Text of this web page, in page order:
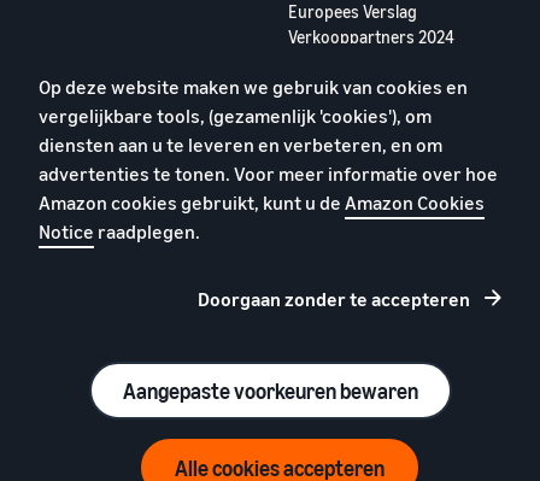
Europees Verslag
Verkooppartners 2024
Over ons
Carrières
Blog
© 2026 Amazon.com, Inc. en dochterondernemingen
Op deze website maken we gebruik van cookies en
vergelijkbare tools, (gezamenlijk 'cookies'), om
diensten aan u te leveren en verbeteren, en om
advertenties te tonen. Voor meer informatie over hoe
Amazon cookies gebruikt, kunt u de Amazon Cookies
Notice raadplegen.
Doorgaan zonder te accepteren
Aangepaste voorkeuren bewaren
Alle cookies accepteren